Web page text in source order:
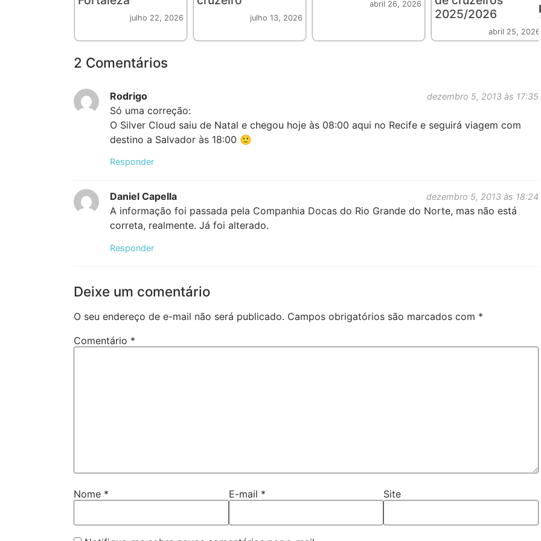
julho 22, 2026 julho 13, 2026
abril 26, 2026
2025/2026
abril 25, 2026
2 Comentários
Rodrigo dezembro 5, 2013 às 17:35
Só uma correção:
O Silver Cloud saiu de Natal e chegou hoje às 08:00 aqui no Recife e seguirá viagem com
destino a Salvador às 18:00 🙂
Responder
Daniel Capella dezembro 5, 2013 às 18:24
A informação foi passada pela Companhia Docas do Rio Grande do Norte, mas não está
correta, realmente. Já foi alterado.
Responder
Deixe um comentário
O seu endereço de e-mail não será publicado. Campos obrigatórios são marcados com *
Comentário *
Nome * E-mail * Site